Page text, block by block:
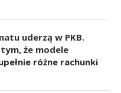
uderzą w PKB.
że modele
różne rachunki